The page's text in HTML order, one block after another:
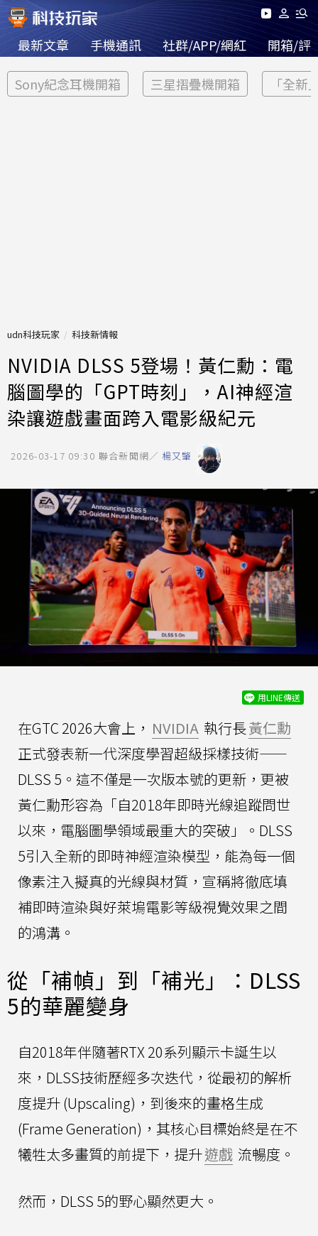
最新文章 手機通訊 社群/APP/網紅 開箱/評
Sony紀念耳機開箱 三星摺疊機開箱 「全新
udn科技玩家 科技新情報
NVIDIA DLSS 5登場！黃仁勳：電
腦圖學的「GPT時刻」，AI神經渲
染讓遊戲畫面跨入電影級紀元
2026-03-17 09:30 聯合新聞網／ 楊又肇
用LINE傳送
在GTC 2026大會上， NVIDIA 執行長黃仁勳
正式發表新一代深度學習超級採樣技術——
DLSS 5。這不僅是一次版本號的更新，更被
黃仁勳形容為「自2018年即時光線追蹤問世
以來，電腦圖學領域最重大的突破」。DLSS
5引入全新的即時神經渲染模型，能為每一個
像素注入擬真的光線與材質，宣稱將徹底填
補即時渲染與好萊塢電影等級視覺效果之間
的鴻溝。
從「補幀」到「補光」：DLSS
5的華麗變身
自2018年伴隨著RTX 20系列顯示卡誕生以
來，DLSS技術歷經多次迭代，從最初的解析
度提升 (Upscaling)，到後來的畫格生成
(Frame Generation)，其核心目標始終是在不
犧牲太多畫質的前提下，提升遊戲 流暢度。
然而，DLSS 5的野心顯然更大。